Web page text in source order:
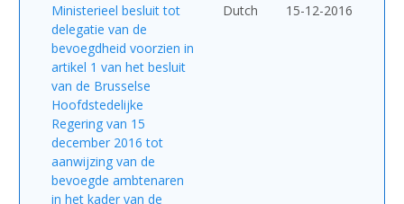
Ministerieel besluit tot
delegatie van de
bevoegdheid voorzien in
artikel 1 van het besluit
van de Brusselse
Hoofdstedelijke
Regering van 15
december 2016 tot
aanwijzing van de
bevoegde ambtenaren
in het kader van de
Dutch 15-12-2016